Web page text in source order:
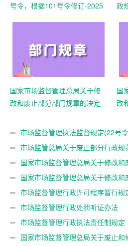
号令，根据101号令修订-2025
政
国家市场监督管理总局关于修
改和废止部分部门规章的决定
国
改
市场监督管理执法监督规定(22号
年) 市场监管总局关于废止部分行政规
国家市场监督管理总局关于修改
场监管总局61号令）
国家市场监督管理总局关于修改
管总局令第55号）
市场监督管理行政许可程序暂行规
市场监督管理行政处罚听证办法
市场监督管理行政执法责任制规定
国家市场监督管理总局关于废止